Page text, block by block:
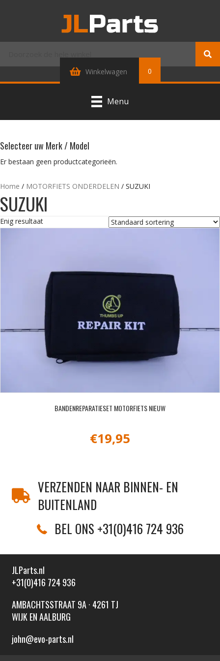
Winkelwagen 0
Menu
Selecteer uw Merk / Model
Er bestaan geen productcategorieën.
Home / MOTORFIETS ONDERDELEN / SUZUKI
SUZUKI
Enig resultaat
BANDENREPARATIESET MOTORFIETS NIEUW
€19,95
VERZENDEN NAAR BINNEN- EN
BUITENLAND
BEL ONS +31(0)416 724 936
JLParts.nl
+31(0)416 724 936
AMBACHTSSTRAAT 9A · 4261 TJ
WIJK EN AALBURG
john@evo-parts.nl